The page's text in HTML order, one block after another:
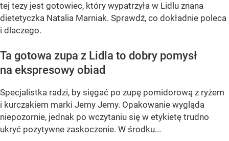
tej tezy jest gotowiec, który wypatrzyła w Lidlu znana
dietetyczka Natalia Marniak. Sprawdź, co dokładnie poleca
i dlaczego.
Ta gotowa zupa z Lidla to dobry pomysł
na ekspresowy obiad
Specjalistka radzi, by sięgać po zupę pomidorową z ryżem
i kurczakiem marki Jemy Jemy. Opakowanie wygląda
niepozornie, jednak po wczytaniu się w etykietę trudno
ukryć pozytywne zaskoczenie. W środku...